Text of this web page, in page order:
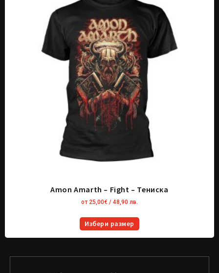
Amon Amarth – Fight – Тениска
от 25,00€ / 48,90 лв.
Избери размер